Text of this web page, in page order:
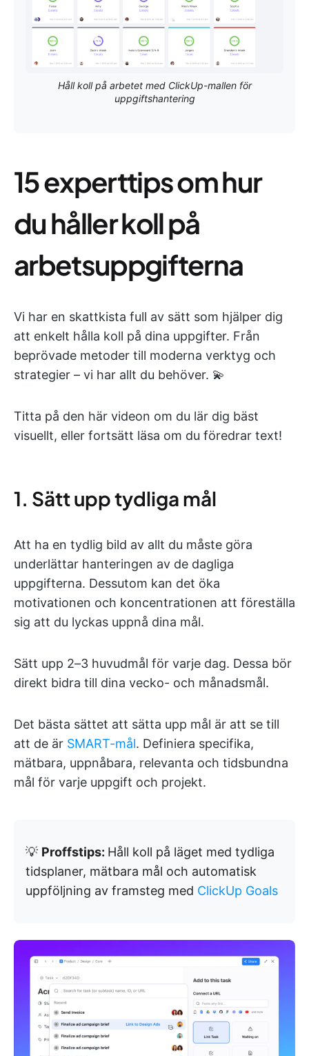
Håll koll på arbetet med ClickUp-mallen för
uppgiftshantering
15 experttips om hur
du håller koll på
arbetsuppgifterna
Vi har en skattkista full av sätt som hjälper dig
att enkelt hålla koll på dina uppgifter. Från
beprövade metoder till moderna verktyg och
strategier – vi har allt du behöver. 💫
Titta på den här videon om du lär dig bäst
visuellt, eller fortsätt läsa om du föredrar text!
1. Sätt upp tydliga mål
Att ha en tydlig bild av allt du måste göra
underlättar hanteringen av de dagliga
uppgifterna. Dessutom kan det öka
motivationen och koncentrationen att föreställa
sig att du lyckas uppnå dina mål.
Sätt upp 2–3 huvudmål för varje dag. Dessa bör
direkt bidra till dina vecko- och månadsmål.
Det bästa sättet att sätta upp mål är att se till
att de är SMART-mål. Definiera specifika,
mätbara, uppnåbara, relevanta och tidsbundna
mål för varje uppgift och projekt.
💡 Proffstips: Håll koll på läget med tydliga
tidsplaner, mätbara mål och automatisk
uppföljning av framsteg med ClickUp Goals